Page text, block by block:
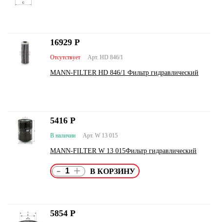
Арт. HD 846/1
Отсутствует
MANN-FILTER HD 846/1 Фильтр гидравлический
16929 Р
Арт. W 13 015
В наличии
MANN-FILTER W 13 015Фильтр гидравлический
5416 Р
- +
5854 Р